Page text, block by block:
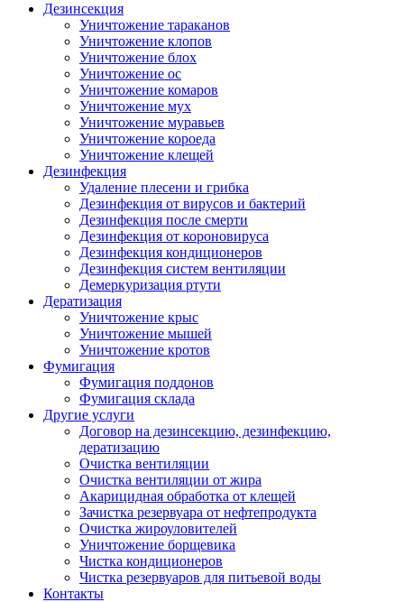
Дезинсекция
Уничтожение тараканов
Уничтожение клопов
Уничтожение блох
Уничтожение ос
Уничтожение комаров
Уничтожение мух
Уничтожение муравьев
Уничтожение короеда
Уничтожение клещей
Дезинфекция
Удаление плесени и грибка
Дезинфекция от вирусов и бактерий
Дезинфекция после смерти
Дезинфекция от короновируса
Дезинфекция кондиционеров
Дезинфекция систем вентиляции
Демеркуризация ртути
Дератизация
Уничтожение крыс
Уничтожение мышей
Уничтожение кротов
Фумигация
Фумигация поддонов
Фумигация склада
Другие услуги
Договор на дезинсекцию, дезинфекцию,
дератизацию
Очистка вентиляции
Очистка вентиляции от жира
Акарицидная обработка от клещей
Зачистка резервуара от нефтепродукта
Очистка жироуловителей
Уничтожение борщевика
Чистка кондиционеров
Чистка резервуаров для питьевой воды
Контакты